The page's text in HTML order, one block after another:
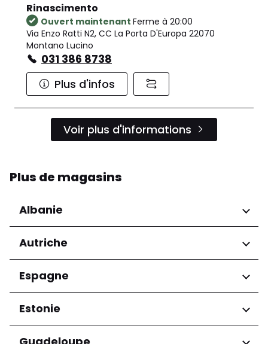
Rinascimento
Ouvert maintenant Ferme à 20:00
Via Enzo Ratti N2, CC La Porta D'Europa 22070
Montano Lucino
031 386 8738
Plus d'infos
Voir plus d'informations
Plus de magasins
Albanie
Régions
Préfecture de Tirana
Autriche
Régions
Niederösterreich
Salzburg
Wien
Espagne
Régions
Andalucía
Estonie
Régions